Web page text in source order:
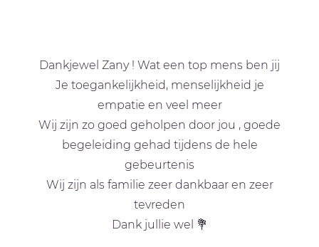
Dankjewel Zany ! Wat een top mens ben jij
Je toegankelijkheid, menselijkheid je
empatie en veel meer
Wij zijn zo goed geholpen door jou , goede
begeleiding gehad tijdens de hele
gebeurtenis
Wij zijn als familie zeer dankbaar en zeer
tevreden
Dank jullie wel 💐